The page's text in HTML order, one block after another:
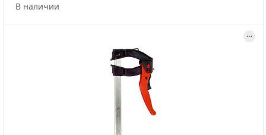
В наличии